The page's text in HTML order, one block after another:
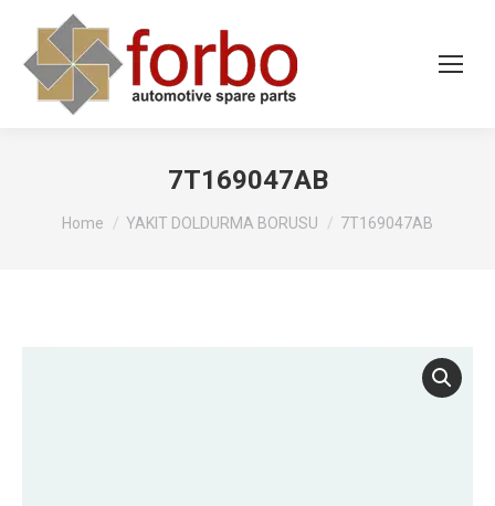
7T169047AB
You are here:
Home YAKIT DOLDURMA BORUSU 7T169047AB